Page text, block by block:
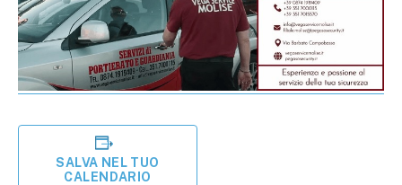
SALVA NEL TUO
CALENDARIO